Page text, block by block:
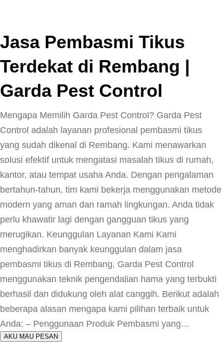
Jasa Pembasmi Tikus
Terdekat di Rembang |
Garda Pest Control
Mengapa Memilih Garda Pest Control? Garda Pest
Control adalah layanan profesional pembasmi tikus
yang sudah dikenal di Rembang. Kami menawarkan
solusi efektif untuk mengatasi masalah tikus di rumah,
kantor, atau tempat usaha Anda. Dengan pengalaman
bertahun-tahun, tim kami bekerja menggunakan metode
modern yang aman dan ramah lingkungan. Anda tidak
perlu khawatir lagi dengan gangguan tikus yang
merugikan. Keunggulan Layanan Kami Kami
menghadirkan banyak keunggulan dalam jasa
pembasmi tikus di Rembang. Garda Pest Control
menggunakan teknik pengendalian hama yang terbukti
berhasil dan didukung oleh alat canggih. Berikut adalah
beberapa alasan mengapa kami pilihan terbaik untuk
Anda: – Penggunaan Produk Pembasmi yang…
AKU MAU PESAN